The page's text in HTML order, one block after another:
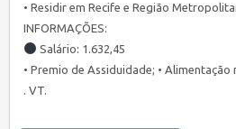
• Residir em Recife e Região
INFORMAÇÕES:
Salário: 1.632,45
• Premio de Assiduidade; • Alimentação
. VT.